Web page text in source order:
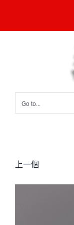
content
Go to...
上一個